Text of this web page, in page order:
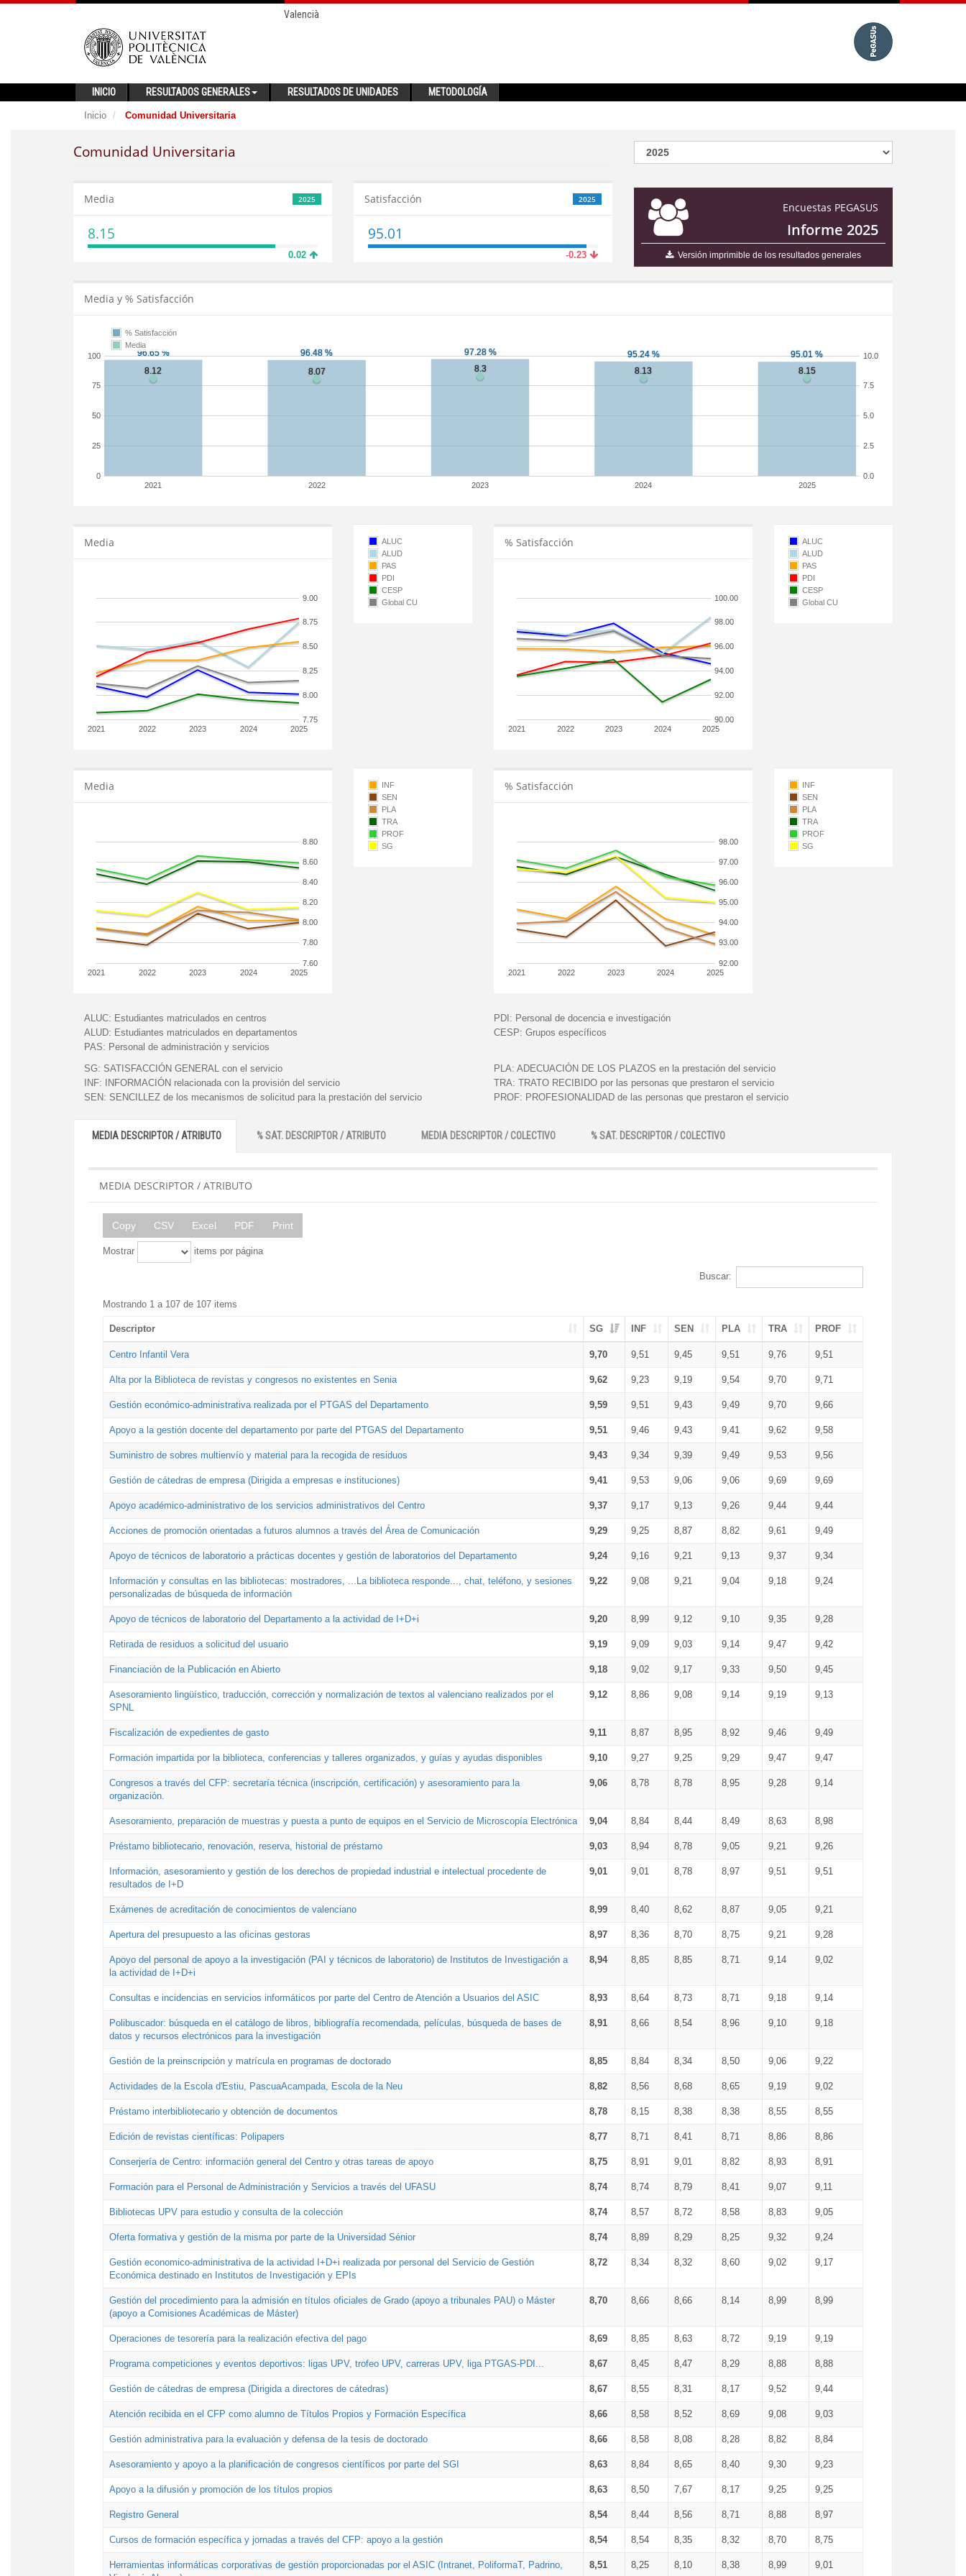
Valencià
INICIO RESULTADOS GENERALES RESULTADOS DE UNIDADES METODOLOGÍA
Inicio Comunidad Universitaria
Comunidad Universitaria
Encuestas PEGASUS
Informe 2025
Versión imprimible de los resultados generales
2025
Media
8.15
0.02
2025
Satisfacción
95.01
-0.23
Media y % Satisfacción
2021 2022 2023 2024 2025
0
25
50
75
100
0.0
2.5
5.0
7.5
10.0
% Satisfacción
Media
Media
2021 2022 2023 2024 2025
7.75
8.00
8.25
8.50
8.75
9.00
ALUC
ALUD
PAS
PDI
CESP
Global CU
% Satisfacción
2021 2022 2023 2024 2025
90.00
92.00
94.00
96.00
98.00
100.00
ALUC
ALUD
PAS
PDI
CESP
Global CU
Media
2021 2022 2023 2024 2025
7.60
7.80
8.00
8.20
8.40
8.60
8.80
INF
SEN
PLA
TRA
PROF
SG
% Satisfacción
2021 2022 2023 2024 2025
92.00
93.00
94.00
95.00
96.00
97.00
98.00
INF
SEN
PLA
TRA
PROF
SG
ALUC: Estudiantes matriculados en centros
ALUD: Estudiantes matriculados en departamentos
PAS: Personal de administración y servicios
PDI: Personal de docencia e investigación
CESP: Grupos específicos
SG: SATISFACCIÓN GENERAL con el servicio
INF:
INFORMACIÓN relacionada con la provisión del servicio
SEN: SENCILLEZ de los mecanismos de solicitud para la prestación del servicio
PLA: ADECUACIÓN DE LOS PLAZOS en la prestación del servicio
TRA: TRATO RECIBIDO por las personas que prestaron el servicio
PROF: PROFESIONALIDAD de las personas que prestaron el servicio
MEDIA DESCRIPTOR / ATRIBUTO % SAT. DESCRIPTOR / ATRIBUTO MEDIA DESCRIPTOR / COLECTIVO % SAT. DESCRIPTOR / COLECTIVO
MEDIA DESCRIPTOR / ATRIBUTO
Copy CSV Excel PDF Print
Mostrar items por página
Buscar:
Mostrando 1 a 107 de 107 items
Descriptor SG INF SEN PLA TRA PROF
Centro Infantil Vera 9,70 9,51 9,45 9,51 9,76 9,51
Alta por la Biblioteca de revistas y congresos no existentes en Senia 9,62 9,23 9,19 9,54 9,70 9,71
Gestión económico-administrativa realizada por el PTGAS del Departamento 9,59 9,51 9,43 9,49 9,70 9,66
Apoyo a la gestión docente del departamento por parte del PTGAS del Departamento 9,51 9,46 9,43 9,41 9,62 9,58
Suministro de sobres multienvío y material para la recogida de residuos 9,43 9,34 9,39 9,49 9,53 9,56
Gestión de cátedras de empresa (Dirigida a empresas e instituciones) 9,41 9,53 9,06 9,06 9,69 9,69
Apoyo académico-administrativo de los servicios administrativos del Centro 9,37 9,17 9,13 9,26 9,44 9,44
Acciones de promoción orientadas a futuros alumnos a través del Área de Comunicación 9,29 9,25 8,87 8,82 9,61 9,49
Apoyo de técnicos de laboratorio a prácticas docentes y gestión de laboratorios del Departamento 9,24 9,16 9,21 9,13 9,37 9,34
Información y consultas en las bibliotecas: mostradores, ...La biblioteca responde..., chat, teléfono, y sesiones
personalizadas de búsqueda de información
9,22 9,08 9,21 9,04 9,18 9,24
Apoyo de técnicos de laboratorio del Departamento a la actividad de I+D+i 9,20 8,99 9,12 9,10 9,35 9,28
Retirada de residuos a solicitud del usuario 9,19 9,09 9,03 9,14 9,47 9,42
Financiación de la Publicación en Abierto 9,18 9,02 9,17 9,33 9,50 9,45
Asesoramiento lingüístico, traducción, corrección y normalización de textos al valenciano realizados por el
SPNL
9,12 8,86 9,08 9,14 9,19 9,13
Fiscalización de expedientes de gasto 9,11 8,87 8,95 8,92 9,46 9,49
Formación impartida por la biblioteca, conferencias y talleres organizados, y guías y ayudas disponibles 9,10 9,27 9,25 9,29 9,47 9,47
Congresos a través del CFP: secretaría técnica (inscripción, certificación) y asesoramiento para la
organización.
9,06 8,78 8,78 8,95 9,28 9,14
Asesoramiento, preparación de muestras y puesta a punto de equipos en el Servicio de Microscopía Electrónica 9,04 8,84 8,44 8,49 8,63 8,98
Préstamo bibliotecario, renovación, reserva, historial de préstamo 9,03 8,94 8,78 9,05 9,21 9,26
Información, asesoramiento y gestión de los derechos de propiedad industrial e intelectual procedente de
resultados de I+D
9,01 9,01 8,78 8,97 9,51 9,51
Exámenes de acreditación de conocimientos de valenciano 8,99 8,40 8,62 8,87 9,05 9,21
Apertura del presupuesto a las oficinas gestoras 8,97 8,36 8,70 8,75 9,21 9,28
Apoyo del personal de apoyo a la investigación (PAI y técnicos de laboratorio) de Institutos de Investigación a
la actividad de I+D+i
8,94 8,85 8,85 8,71 9,14 9,02
Consultas e incidencias en servicios informáticos por parte del Centro de Atención a Usuarios del ASIC 8,93 8,64 8,73 8,71 9,18 9,14
Polibuscador: búsqueda en el catálogo de libros, bibliografía recomendada, películas, búsqueda de bases de
datos y recursos electrónicos para la investigación
8,91 8,66 8,54 8,96 9,10 9,18
Gestión de la preinscripción y matrícula en programas de doctorado 8,85 8,84 8,34 8,50 9,06 9,22
Actividades de la Escola d'Estiu, PascuaAcampada, Escola de la Neu 8,82 8,56 8,68 8,65 9,19 9,02
Préstamo interbibliotecario y obtención de documentos 8,78 8,15 8,38 8,38 8,55 8,55
Edición de revistas científicas: Polipapers 8,77 8,71 8,41 8,71 8,86 8,86
Conserjería de Centro: información general del Centro y otras tareas de apoyo 8,75 8,91 9,01 8,82 8,93 8,91
Formación para el Personal de Administración y Servicios a través del UFASU 8,74 8,74 8,79 8,41 9,07 9,11
Bibliotecas UPV para estudio y consulta de la colección 8,74 8,57 8,72 8,58 8,83 9,05
Oferta formativa y gestión de la misma por parte de la Universidad Sénior 8,74 8,89 8,29 8,25 9,32 9,24
Gestión economico-administrativa de la actividad I+D+i realizada por personal del Servicio de Gestión
Económica destinado en Institutos de Investigación y EPIs
8,72 8,34 8,32 8,60 9,02 9,17
Gestión del procedimiento para la admisión en títulos oficiales de Grado (apoyo a tribunales PAU) o Máster
(apoyo a Comisiones Académicas de Máster)
8,70 8,66 8,66 8,14 8,99 8,99
Operaciones de tesorería para la realización efectiva del pago 8,69 8,85 8,63 8,72 9,19 9,19
Programa competiciones y eventos deportivos: ligas UPV, trofeo UPV, carreras UPV, liga PTGAS-PDI... 8,67 8,45 8,47 8,29 8,88 8,88
Gestión de cátedras de empresa (Dirigida a directores de cátedras) 8,67 8,55 8,31 8,17 9,52 9,44
Atención recibida en el CFP como alumno de Títulos Propios y Formación Específica 8,66 8,58 8,52 8,69 9,08 9,03
Gestión administrativa para la evaluación y defensa de la tesis de doctorado 8,66 8,58 8,08 8,28 8,82 8,84
Asesoramiento y apoyo a la planificación de congresos científicos por parte del SGI 8,63 8,84 8,65 8,40 9,30 9,23
Apoyo a la difusión y promoción de los títulos propios 8,63 8,50 7,67 8,17 9,25 9,25
Registro General 8,54 8,44 8,56 8,71 8,88 8,97
Cursos de formación específica y jornadas a través del CFP: apoyo a la gestión 8,54 8,54 8,35 8,32 8,70 8,75
Herramientas informáticas corporativas de gestión proporcionadas por el ASIC (Intranet, PoliformaT, Padrino,
8,51 8,25 8,10 8,38 8,99 9,01